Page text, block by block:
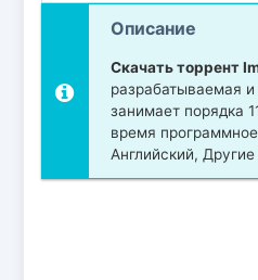
Описание
Скачать торрент
разрабатываемая
занимает порядка
время
Английский,